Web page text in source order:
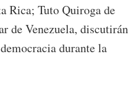
Rica; Tuto Quiroga de
de Venezuela, discutirán
durante la